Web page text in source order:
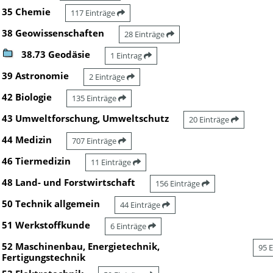
35 Chemie 117 Einträge
38 Geowissenschaften 28 Einträge
38.73 Geodäsie 1 Eintrag
39 Astronomie 2 Einträge
42 Biologie 135 Einträge
43 Umweltforschung, Umweltschutz 20 Einträge
44 Medizin 707 Einträge
46 Tiermedizin 11 Einträge
48 Land- und Forstwirtschaft 156 Einträge
50 Technik allgemein 44 Einträge
51 Werkstoffkunde 6 Einträge
52 Maschinenbau, Energietechnik,
Fertigungstechnik
95